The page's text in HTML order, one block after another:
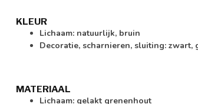
KLEUR
Lichaam: natuurlijk, bruin
Decoratie, scharnieren, sluiting: zwart,
MATERIAAL
Lichaam: gelakt grenenhout